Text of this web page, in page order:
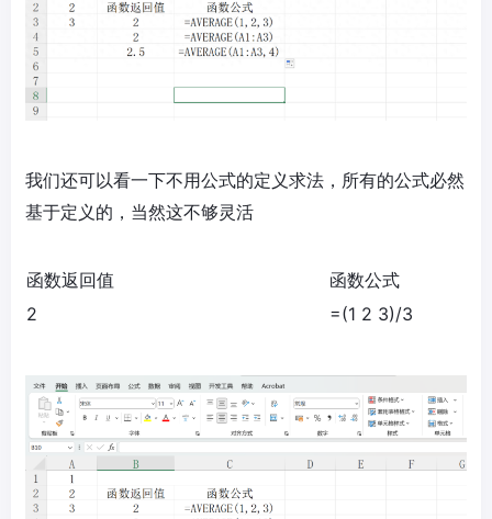
我们还可以看一下不用公式的定义求法，所有的公式必然
基于定义的，当然这不够灵活
函数返回值
函数公式
2
=(1 2 3)/3